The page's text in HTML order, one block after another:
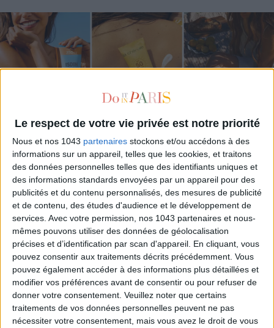
Le respect de votre vie privée est notre priorité
Nous et nos 1043 partenaires stockons et/ou accédons à des
informations sur un appareil, telles que les cookies, et traitons
des données personnelles telles que des identifiants uniques et
des informations standards envoyées par un appareil pour des
publicités et du contenu personnalisés, des mesures de publicité
et de contenu, des études d'audience et le développement de
services. Avec votre permission, nos 1043 partenaires et nous-
mêmes pouvons utiliser des données de géolocalisation
précises et d’identification par scan d'appareil. En cliquant, vous
pouvez consentir aux traitements décrits précédemment. Vous
pouvez également accéder à des informations plus détaillées et
modifier vos préférences avant de consentir ou pour refuser de
donner votre consentement. Veuillez noter que certains
traitements de vos données personnelles peuvent ne pas
nécessiter votre consentement, mais vous avez le droit de vous
LES SPF 50 QUI DONNENT ENVIE DE SE TARTINER
LES MEILLEURS HÔTELS POUR UN WEEK-END SPA ET GASTRONOMIE